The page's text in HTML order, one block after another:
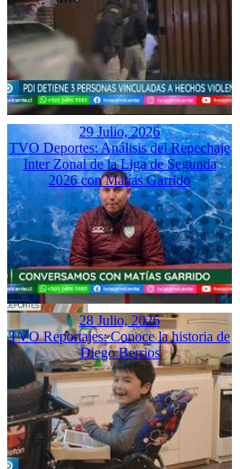
29 Julio, 2026
TVO Deportes: Análisis del Repechaje
Inter Zonal de la Liga de Segunda
2026 con Matías Garrido
28 Julio, 2026
TVO Reportajes: Conoce la historia de
Diego Berrios